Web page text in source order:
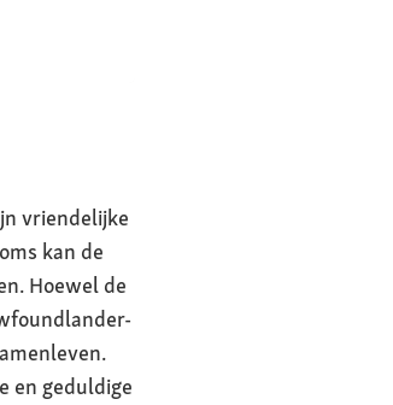
vriendelijke
kan de
Hoewel de
en geduldige